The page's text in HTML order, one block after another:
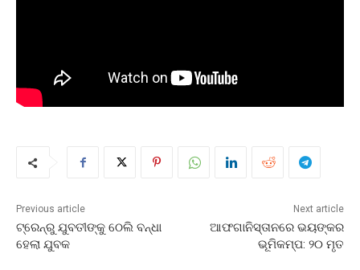
Previous article
ଟ୍ରେନ୍‌ରୁ ଯୁବତୀଙ୍କୁ ଠେଲି ବନ୍ଧା
ହେଲା ଯୁବକ
Next article
ଆଫଗାନିସ୍ତାନରେ ଭୟଙ୍କର
ଭୂମିକମ୍ପ: ୨୦ ମୃତ